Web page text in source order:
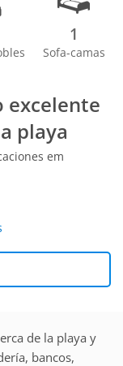
1
Sofa-camas
excelente
playa
em
de la playa y
bancos,